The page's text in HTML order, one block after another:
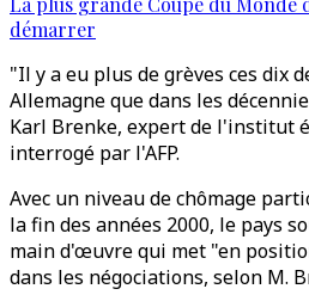
démarrer
"Il y a eu plus de grèves ces dix
Allemagne que dans les
Karl Brenke, expert de l'institut
interrogé par l'AFP.
Avec un niveau de chômage
la fin des années 2000, le pays
main d'œuvre qui met "en
dans les négociations, selon M.